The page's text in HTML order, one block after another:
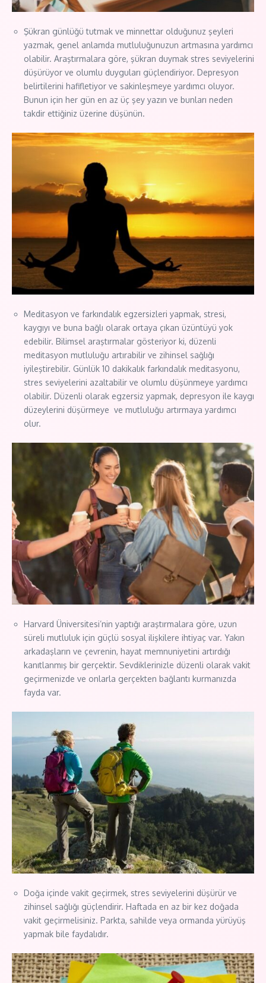
Şükran günlüğü tutmak ve minnettar olduğunuz şeyleri
yazmak, genel anlamda mutluluğunuzun artmasına yardımcı
olabilir. Araştırmalara göre, şükran duymak stres seviyelerini
düşürüyor ve olumlu duyguları güçlendiriyor. Depresyon
belirtilerini hafifletiyor ve sakinleşmeye yardımcı oluyor.
Bunun için her gün en az üç şey yazın ve bunları neden
takdir ettiğiniz üzerine düşünün.
Meditasyon ve farkındalık egzersizleri yapmak, stresi,
kaygıyı ve buna bağlı olarak ortaya çıkan üzüntüyü yok
edebilir. Bilimsel araştırmalar gösteriyor ki, düzenli
meditasyon mutluluğu artırabilir ve zihinsel sağlığı
iyileştirebilir. Günlük 10 dakikalık farkındalık meditasyonu,
stres seviyelerini azaltabilir ve olumlu düşünmeye yardımcı
olabilir. Düzenli olarak egzersiz yapmak, depresyon ile kaygı
düzeylerini düşürmeye ve mutluluğu artırmaya yardımcı
olur.
Harvard Üniversitesi’nin yaptığı araştırmalara göre, uzun
süreli mutluluk için güçlü sosyal ilişkilere ihtiyaç var. Yakın
arkadaşların ve çevrenin, hayat memnuniyetini artırdığı
kanıtlanmış bir gerçektir. Sevdiklerinizle düzenli olarak vakit
geçirmenizde ve onlarla gerçekten bağlantı kurmanızda
fayda var.
Doğa içinde vakit geçirmek, stres seviyelerini düşürür ve
zihinsel sağlığı güçlendirir. Haftada en az bir kez doğada
vakit geçirmelisiniz. Parkta, sahilde veya ormanda yürüyüş
yapmak bile faydalıdır.